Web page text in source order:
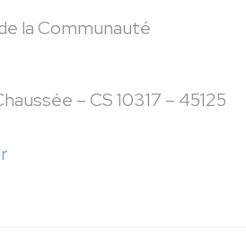
la Communauté
– CS 10317 – 45125